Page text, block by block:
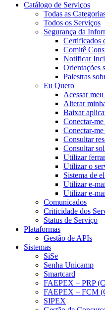
Catálogo de Serviços
Todas as
Todos os Serviços
Segurança da
Certificados
Comitê
Notificar
Orientações
Palestras
Eu Quero
Acessar
Alterar
Baixar
Conectar-
Conectar-
Consultar
Consultar
Utilizar
Utilizar o
Sistema de
Utilizar e-
Utilizar e-
Comunicados
Criticidade dos
Status de Serviço
Plataformas
Gestão de APIs
Sistemas
SiSe
Senha Unicamp
Smartcard
FAEPEX – PRP
FAEPEX – FCM
SIPEX